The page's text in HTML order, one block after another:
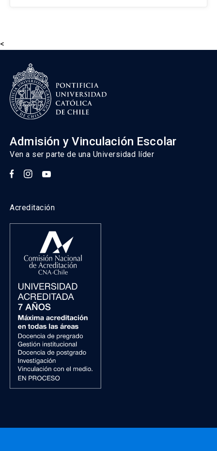
<
Admisión y Vinculación Escolar
Ven a ser parte de una Universidad líder
Acreditación